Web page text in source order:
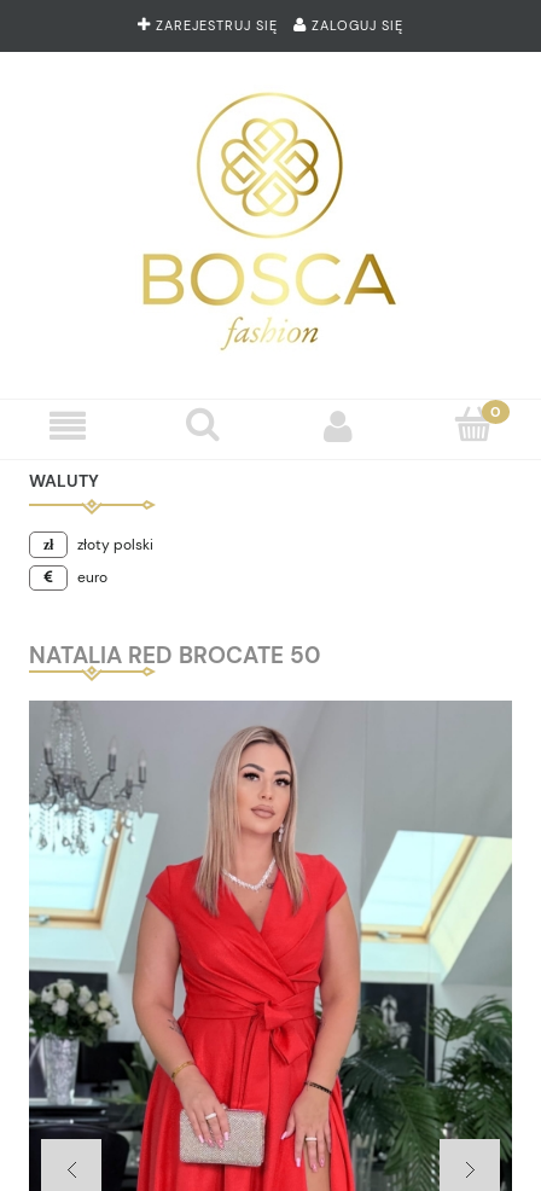
ZAREJESTRUJ SIĘ ZALOGUJ SIĘ
WALUTY
złoty polski
euro
NATALIA RED BROCATE 50